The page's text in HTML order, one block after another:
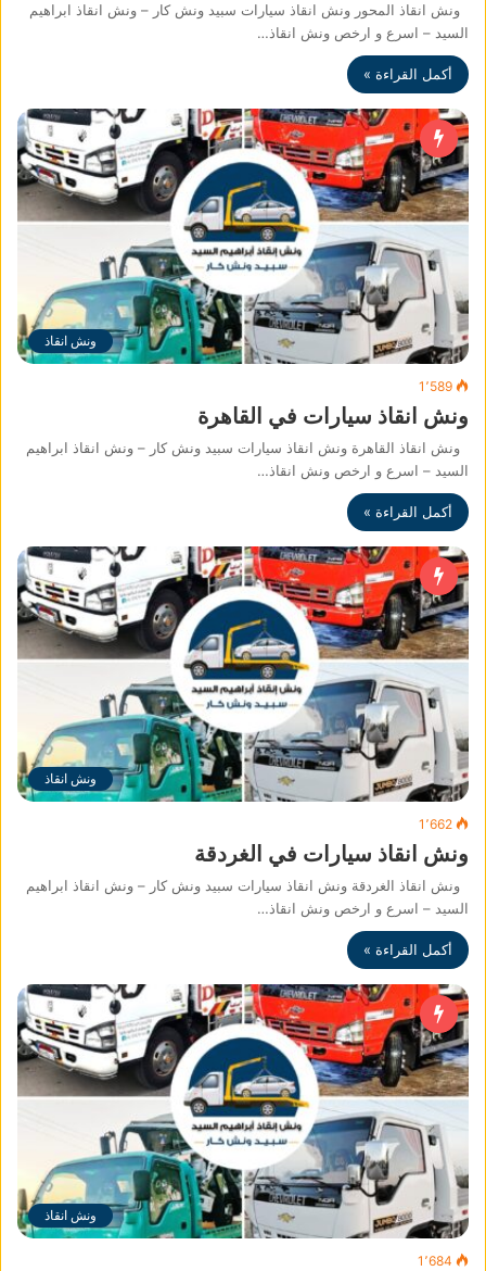
ونش انقاذ المحور ونش انقاذ سيارات سبيد ونش كار – ونش انقاذ ابراهيم
السيد – اسرع و ارخص ونش انقاذ…
أكمل القراءة »
ونش انقاذ
1٬589
ونش انقاذ سيارات في القاهرة
ونش انقاذ القاهرة ونش انقاذ سيارات سبيد ونش كار – ونش انقاذ ابراهيم
السيد – اسرع و ارخص ونش انقاذ…
أكمل القراءة »
ونش انقاذ
1٬662
ونش انقاذ سيارات في الغردقة
ونش انقاذ الغردقة ونش انقاذ سيارات سبيد ونش كار – ونش انقاذ ابراهيم
السيد – اسرع و ارخص ونش انقاذ…
أكمل القراءة »
ونش انقاذ
1٬684